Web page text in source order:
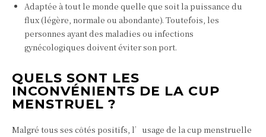
Adaptée à tout le monde quelle que soit la puissance du
flux (légère, normale ou abondante). Toutefois, les
personnes ayant des maladies ou infections
gynécologiques doivent éviter son port.
QUELS SONT LES
INCONVÉNIENTS DE LA CUP
MENSTRUEL ?
Malgré tous ses côtés positifs, l’usage de la cup menstruelle